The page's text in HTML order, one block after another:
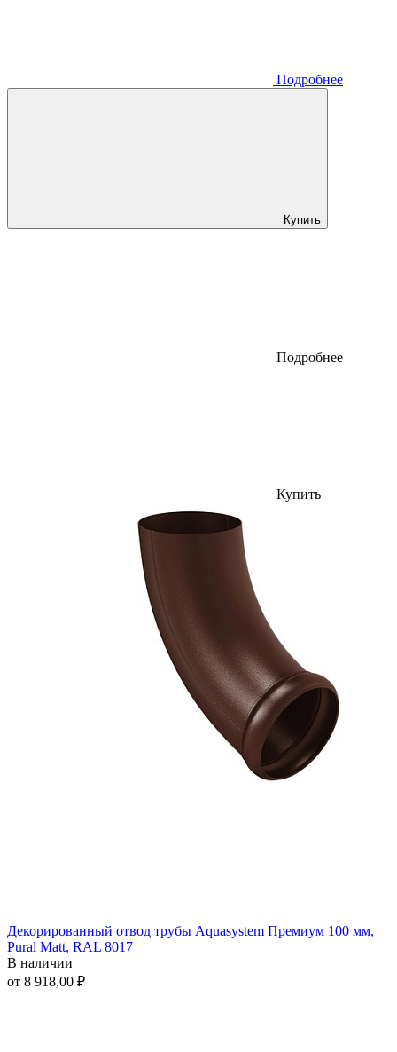
Подробнее
Купить
Подробнее
Купить
Декорированный отвод трубы Aquasystem Премиум 100 мм,
Pural Matt, RAL 8017
В наличии
от 8 918,00 ₽